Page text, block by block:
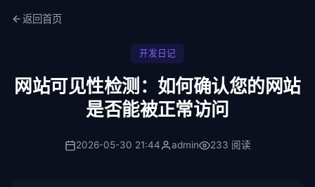
返回首页
开发日记
网站可见性检测：如何确认您的网站
是否能被正常访问
2026-05-30 21:44 admin 233 阅读